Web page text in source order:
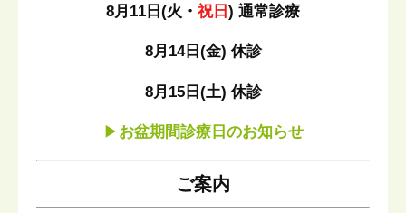
8月11日(火・祝日) 通常診療
8月14日(金) 休診
8月15日(土) 休診
▶︎ お盆期間診療日のお知らせ
ご案内